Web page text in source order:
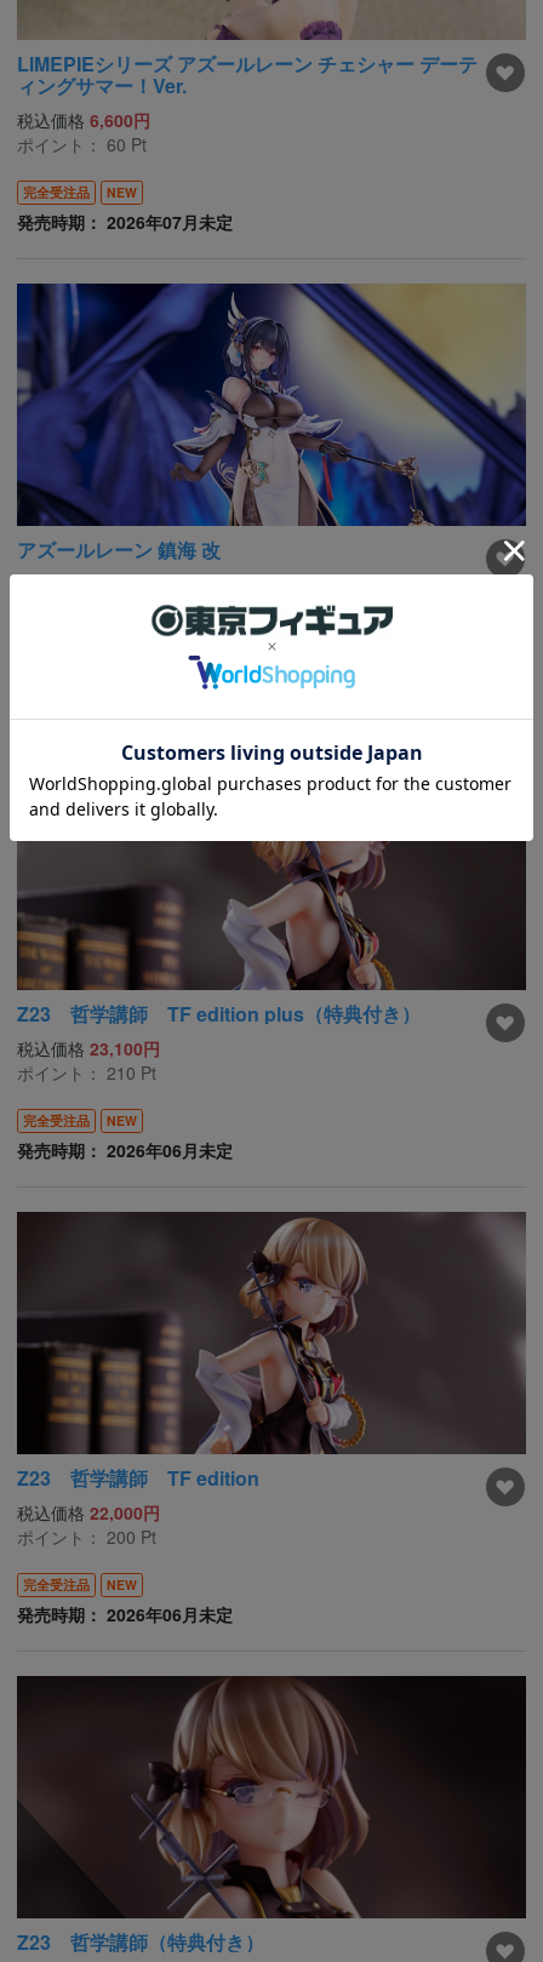
LIMEPIEシリーズ アズールレーン チェシャー デーテ
ィングサマー！Ver.
税込価格 6,600円
ポイント： 60 Pt
完全受注品 NEW
発売時期： 2026年07月未定
アズールレーン 鎮海 改
Pt
発売時期： 2026年07月未定
Z23 哲学講師 TF edition plus（特典付き）
税込価格 23,100円
ポイント： 210 Pt
完全受注品 NEW
発売時期： 2026年06月未定
Z23 哲学講師 TF edition
税込価格 22,000円
ポイント： 200 Pt
完全受注品 NEW
発売時期： 2026年06月未定
Z23 哲学講師（特典付き）